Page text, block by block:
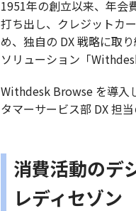
1951年の創立以来、年会
打ち出し、クレジットカ
め、独自の DX 戦略に取
ソリューション「
Withdesk Browse を導入
タマーサービス部 DX 担
消費活動のデ
レディセゾン